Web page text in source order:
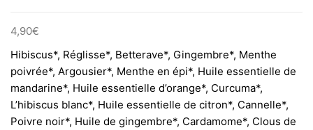
4,90€
Hibiscus*, Réglisse*, Betterave*, Gingembre*, Menthe
poivrée*, Argousier*, Menthe en épi*, Huile essentielle de
mandarine*, Huile essentielle d’orange*, Curcuma*,
L’hibiscus blanc*, Huile essentielle de citron*, Cannelle*,
Poivre noir*, Huile de gingembre*, Cardamome*, Clous de